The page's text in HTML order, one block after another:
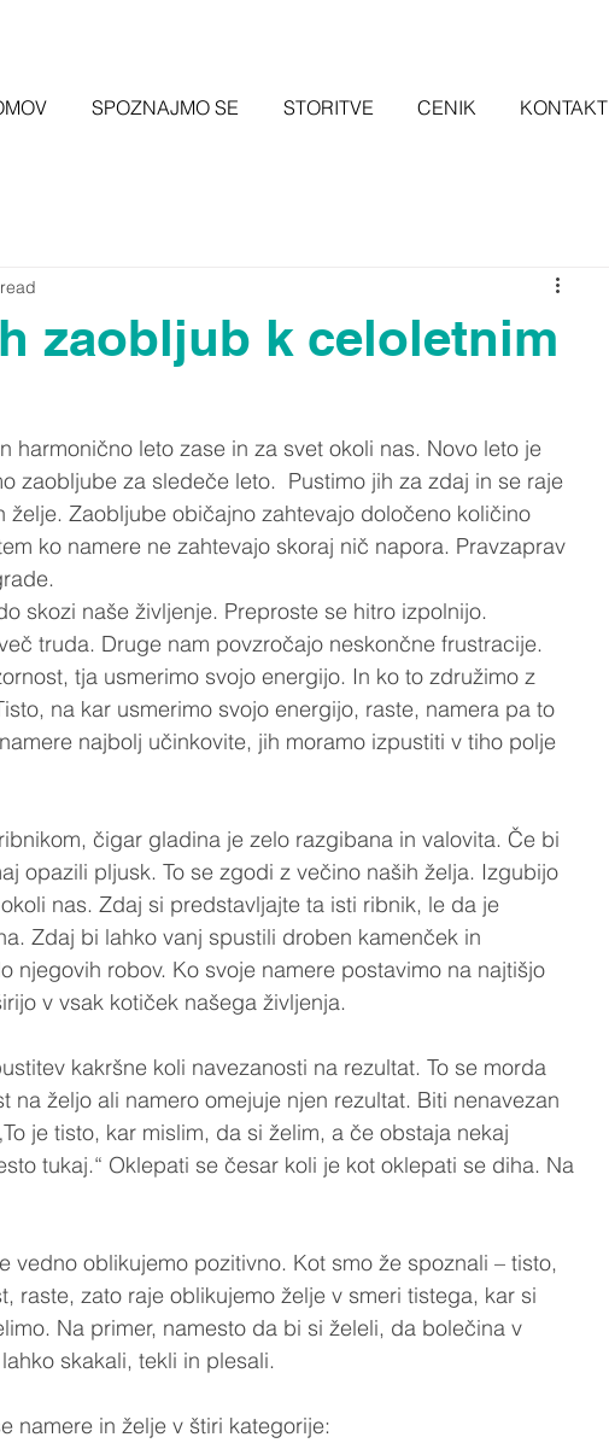
SPOZNAJMO SE STORITVE CENIK KONTAKT
zaobljub k celoletnim
harmonično leto zase in za svet okoli nas. Novo leto je
zaobljube za sledeče leto.  Pustimo jih za zdaj in se raje
želje. Zaobljube običajno zahtevajo določeno količino
ko namere ne zahtevajo skoraj nič napora. Pravzaprav
skozi naše življenje. Preproste se hitro izpolnijo.
truda. Druge nam povzročajo neskončne frustracije.
tja usmerimo svojo energijo. In ko to združimo z
na kar usmerimo svojo energijo, raste, namera pa to
najbolj učinkovite, jih moramo izpustiti v tiho polje
čigar gladina je zelo razgibana in valovita. Če bi
opazili pljusk. To se zgodi z večino naših želja. Izgubijo
nas. Zdaj si predstavljajte ta isti ribnik, le da je
Zdaj bi lahko vanj spustili droben kamenček in
njegovih robov. Ko svoje namere postavimo na najtišjo
v vsak kotiček našega življenja.
kakršne koli navezanosti na rezultat. To se morda
na željo ali namero omejuje njen rezultat. Biti nenavezan
je tisto, kar mislim, da si želim, a če obstaja nekaj
tukaj.“ Oklepati se česar koli je kot oklepati se diha. Na
vedno oblikujemo pozitivno. Kot smo že spoznali – tisto,
raste, zato raje oblikujemo želje v smeri tistega, kar si
Na primer, namesto da bi si želeli, da bolečina v
skakali, tekli in plesali.
namere in želje v štiri kategorije: